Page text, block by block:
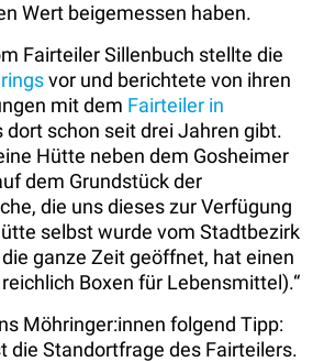
Wert beigemessen haben.
Fairteiler Sillenbuch stellte die
vor und berichtete von ihren
mit dem Fairteiler in
dort schon seit drei Jahren gibt.
Hütte neben dem Gosheimer
dem Grundstück der
die uns dieses zur Verfügung
selbst wurde vom Stadtbezirk
ganze Zeit geöffnet, hat einen
Boxen für Lebensmittel).“
Möhringer:innen folgend Tipp:
die Standortfrage des Fairteilers.